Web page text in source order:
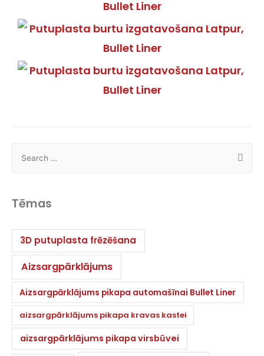
Tēmas
3D putuplasta frēzēšana
Aizsargpārklājums
Aizsargpārklājums pikapa automašīnai Bullet Liner
aizsargpārklājums pikapa kravas kastei
aizsargpārklājums pikapa virsbūvei